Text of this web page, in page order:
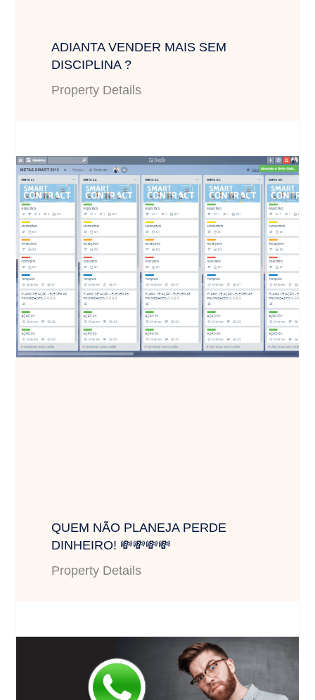
ADIANTA VENDER MAIS SEM
DISCIPLINA ?
Property Details
QUEM NÃO PLANEJA PERDE
DINHEIRO! 💸💸💸💸
Property Details